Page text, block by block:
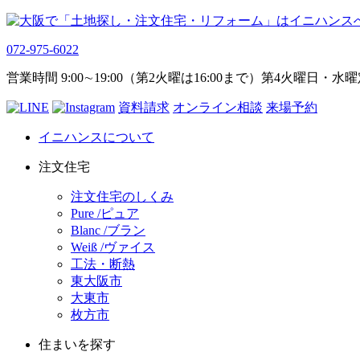
072-975-6022
営業時間 9:00∼19:00（第2火曜は16:00まで）第4火曜日・水
資料請求 オンライン相談 来場予約
イニハンスについて
注文住宅
注文住宅のしくみ
Pure /ピュア
Blanc /ブラン
Weiß /ヴァイス
工法・断熱
東大阪市
大東市
枚方市
住まいを探す